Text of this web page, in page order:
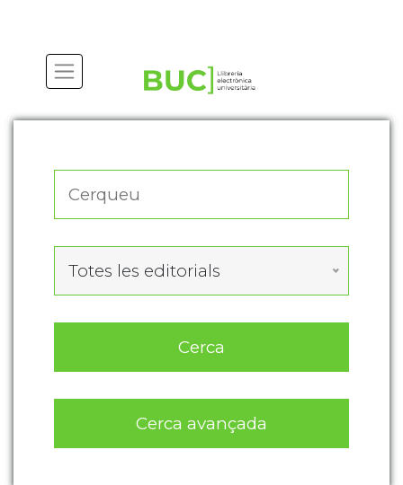
Totes les editorials
Cerca
Cerca avançada